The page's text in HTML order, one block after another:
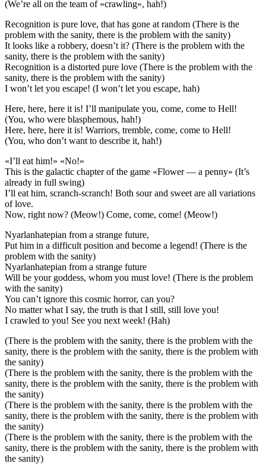
(We’re all on the team of «crawling», hah!)
Recognition is pure love, that has gone at random (There is the
problem with the sanity, there is the problem with the sanity)
It looks like a robbery, doesn’t it? (There is the problem with the
sanity, there is the problem with the sanity)
Recognition is a distorted pure love (There is the problem with the
sanity, there is the problem with the sanity)
I won’t let you escape! (I won’t let you escape, hah)
Here, here, here it is! I’ll manipulate you, come, come to Hell!
(You, who were blasphemous, hah!)
Here, here, here it is! Warriors, tremble, come, come to Hell!
(You, who don’t want to describe it, hah!)
«I’ll eat him!» «No!»
This is the galactic chapter of the game «Flower — a penny» (It’s
already in full swing)
I’ll eat him, scranch-scranch! Both sour and sweet are all variations
of love.
Now, right now? (Meow!) Come, come, come! (Meow!)
Nyarlanhatepian from a strange future,
Put him in a difficult position and become a legend! (There is the
problem with the sanity)
Nyarlanhatepian from a strange future
Will be your goddess, whom you must love! (There is the problem
with the sanity)
You can’t ignore this cosmic horror, can you?
No matter what I say, the truth is that I still, still love you!
I crawled to you! See you next week! (Hah)
(There is the problem with the sanity, there is the problem with the
sanity, there is the problem with the sanity, there is the problem with
the sanity)
(There is the problem with the sanity, there is the problem with the
sanity, there is the problem with the sanity, there is the problem with
the sanity)
(There is the problem with the sanity, there is the problem with the
sanity, there is the problem with the sanity, there is the problem with
the sanity)
(There is the problem with the sanity, there is the problem with the
sanity, there is the problem with the sanity, there is the problem with
the sanity)